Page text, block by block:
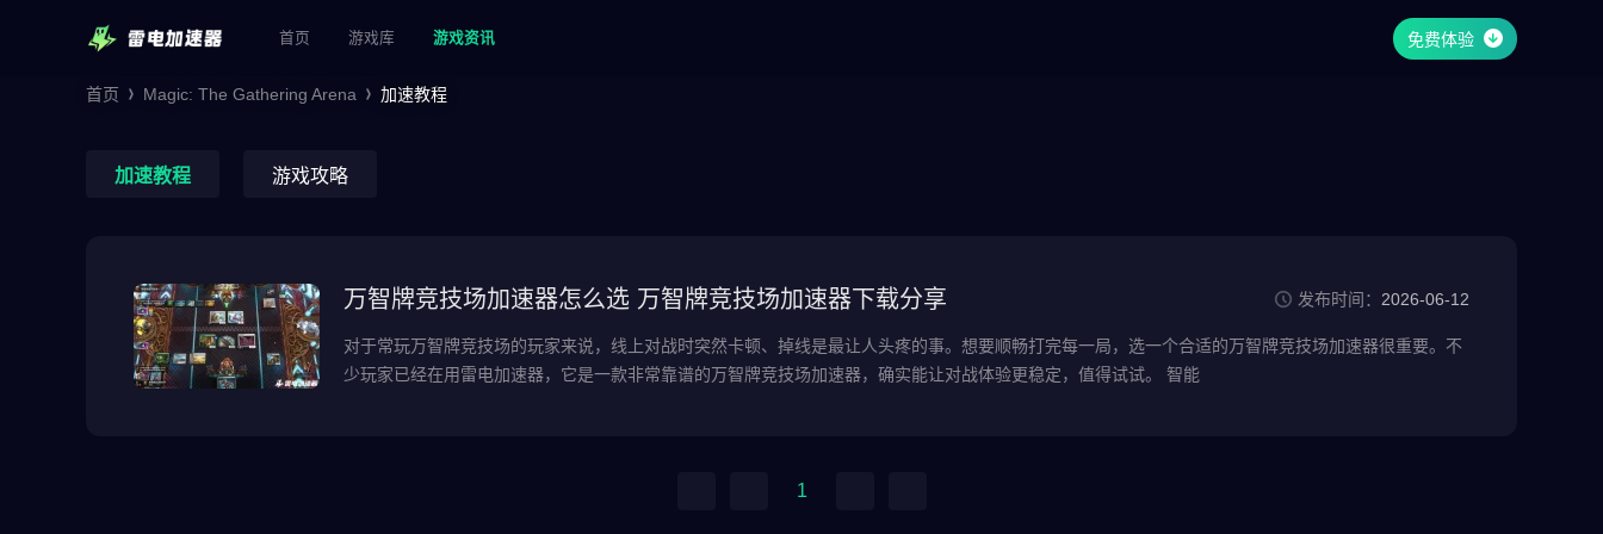
首页 游戏库 游戏资讯 免费体验
首页 Magic: The Gathering Arena 加速教程
加速教程 游戏攻略
万智牌竞技场加速器怎么选 万智牌竞技场加速器下载分享 发布时间： 2026-06-12
对于常玩万智牌竞技场的玩家来说，线上对战时突然卡顿、掉线是最让人头疼的事。想要顺畅打完每一局，选一个合适的万智牌竞技场加速器很重要。不
少玩家已经在用雷电加速器，它是一款非常靠谱的万智牌竞技场加速器，确实能让对战体验更稳定，值得试试。 智能
1